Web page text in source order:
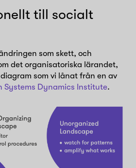
till socialt
som skett, och
det organisatoriska lärandet,
som vi lånat från en av
Systems Dynamics Institute.